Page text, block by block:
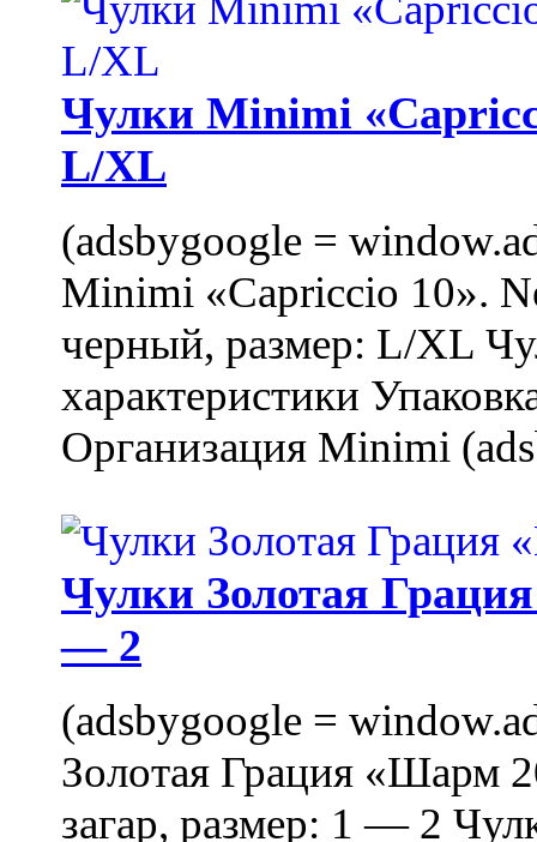
Чулки Minimi
L/XL
(adsbygoogle =
Minimi «Capriccio 10».
черный, размер: L/XL
характеристики
Организация Minimi
Чулки Золотая
— 2
(adsbygoogle =
Золотая Грация «Шарм
загар, размер: 1 — 2